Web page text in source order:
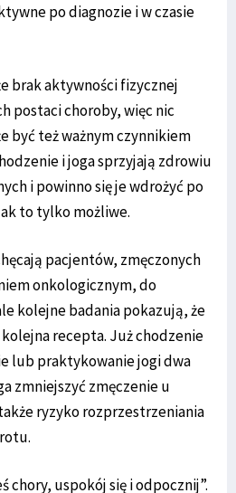
po diagnozie i w czasie
brak aktywności fizycznej
postaci choroby, więc nic
być też ważnym czynnikiem
i joga sprzyjają zdrowiu
i powinno się je wdrożyć po
to tylko możliwe.
pacjentów, zmęczonych
onkologicznym, do
kolejne badania pokazują, że
recepta. Już chodzenie
lub praktykowanie jogi dwa
zmniejszyć zmęczenie u
ryzyko rozprzestrzeniania
chory, uspokój się i odpocznij”.